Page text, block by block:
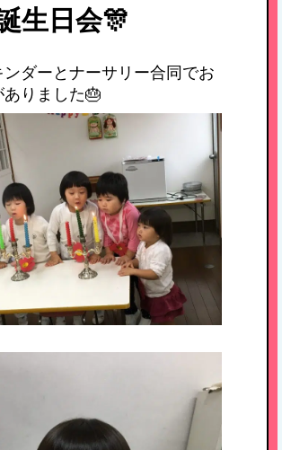
生日会🎊
ダーとナーサリー合同でお
りました🎂